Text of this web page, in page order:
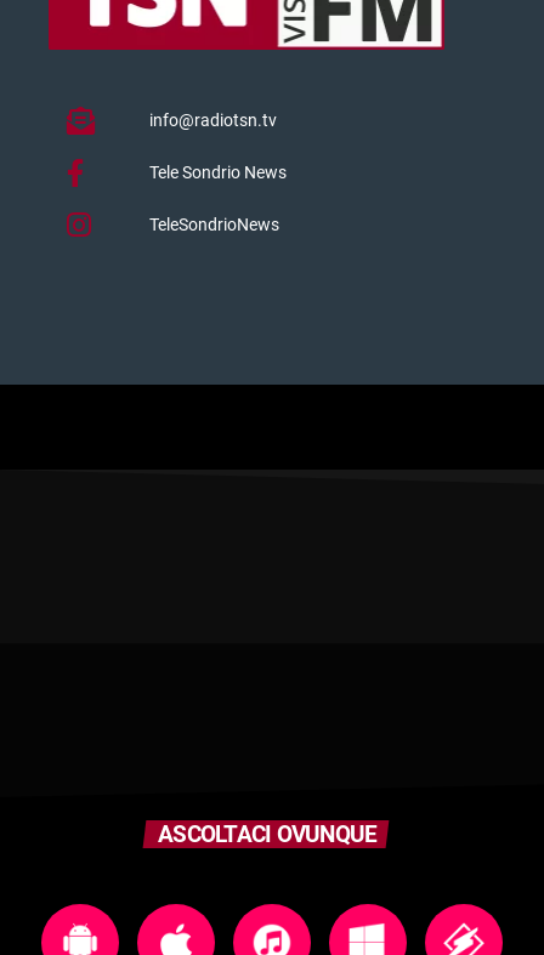
info@radiotsn.tv
Tele Sondrio News
TeleSondrioNews
ASCOLTACI OVUNQUE